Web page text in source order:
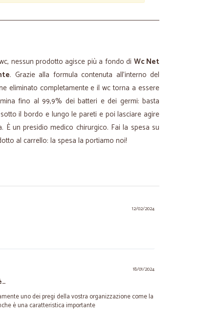
nessun prodotto agisce più a fondo di Wc Net
. Grazie alla formula contenuta all'interno del
eliminato completamente e il wc torna a essere
fino al 99,9% dei batteri e dei germi: basta
il bordo e lungo le pareti e poi lasciare agire
un presidio medico chirurgico. Fai la spesa su
al carrello: la spesa la portiamo noi!
12/02/2024
18/01/2024
uno dei pregi della vostra organizzazione come la
è una caratteristica importante